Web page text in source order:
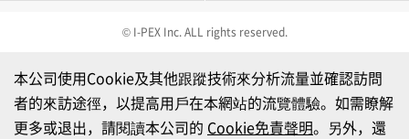
© I-PEX Inc. ALL rights reserved.
本公司使用Cookie及其他跟蹤技術來分析流量並確認訪問
者的來訪途徑，以提高用戶在本網站的流覽體驗。如需瞭解
更多或退出，請閱讀本公司的 Cookie免責聲明。另外，還